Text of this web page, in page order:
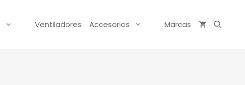
Ventiladores Accesorios Marcas